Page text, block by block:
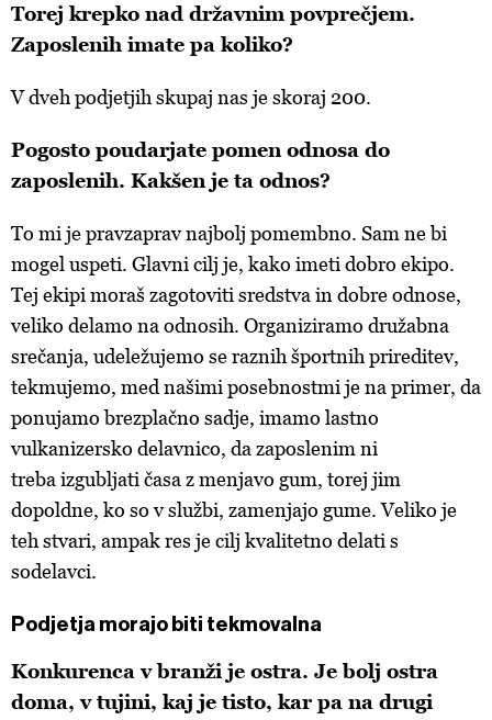
Torej krepko nad državnim povprečjem.
Zaposlenih imate pa koliko?
V dveh podjetjih skupaj nas je skoraj 200.
Pogosto poudarjate pomen odnosa do
zaposlenih. Kakšen je ta odnos?
To mi je pravzaprav najbolj pomembno. Sam ne bi
mogel uspeti. Glavni cilj je, kako imeti dobro ekipo.
Tej ekipi moraš zagotoviti sredstva in dobre odnose,
veliko delamo na odnosih. Organiziramo družabna
srečanja, udeležujemo se raznih športnih prireditev,
tekmujemo, med našimi posebnostmi je na primer, da
ponujamo brezplačno sadje, imamo lastno
vulkanizersko delavnico, da zaposlenim ni
treba izgubljati časa z menjavo gum, torej jim
dopoldne, ko so v službi, zamenjajo gume. Veliko je
teh stvari, ampak res je cilj kvalitetno delati s
sodelavci.
Podjetja morajo biti tekmovalna
Konkurenca v branži je ostra. Je bolj ostra
doma, v tujini, kaj je tisto, kar pa na drugi